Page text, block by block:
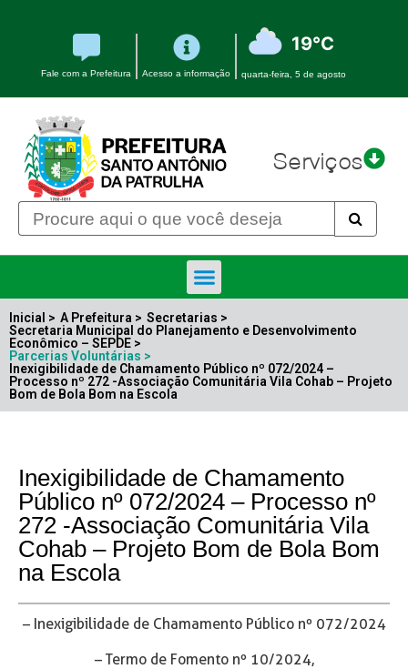
Fale com a Prefeitura Acesso a informação
19°C
quarta-feira, 5 de agosto
Serviços
Inicial > A Prefeitura > Secretarias >
Secretaria Municipal do Planejamento e Desenvolvimento
Econômico – SEPDE >
Parcerias Voluntárias >
Inexigibilidade de Chamamento Público nº 072/2024 –
Processo nº 272 -Associação Comunitária Vila Cohab – Projeto
Bom de Bola Bom na Escola
Inexigibilidade de Chamamento
Público nº 072/2024 – Processo nº
272 -Associação Comunitária Vila
Cohab – Projeto Bom de Bola Bom
na Escola
– Inexigibilidade de Chamamento Público nº 072/2024
– Termo de Fomento nº 10/2024,